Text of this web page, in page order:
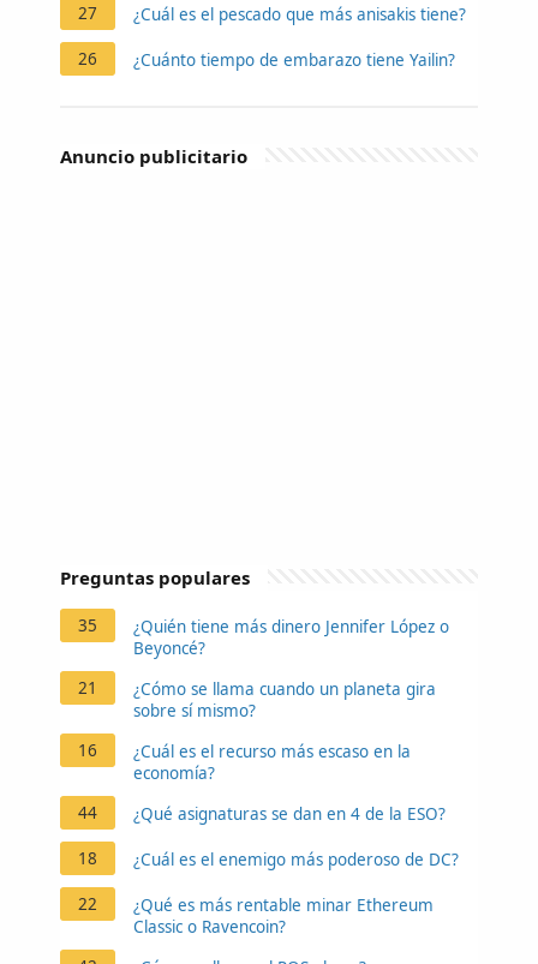
27 ¿Cuál es el pescado que más anisakis tiene?
26 ¿Cuánto tiempo de embarazo tiene Yailin?
Anuncio publicitario
Preguntas populares
35
¿Quién tiene más dinero Jennifer López o
Beyoncé?
21
¿Cómo se llama cuando un planeta gira
sobre sí mismo?
16
¿Cuál es el recurso más escaso en la
economía?
44
¿Qué asignaturas se dan en 4 de la ESO?
18 ¿Cuál es el enemigo más poderoso de DC?
22
¿Qué es más rentable minar Ethereum
Classic o Ravencoin?